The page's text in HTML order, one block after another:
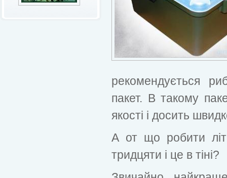
рекомендується
пакет. В такому
якості і досить
А от що робити
тридцяти і це в тіні?